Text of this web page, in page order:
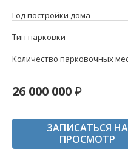
Год постройки дома
Тип парковки
Количество парковочных
26 000 000
ЗАПИСАТЬСЯ НА
ПРОСМОТР